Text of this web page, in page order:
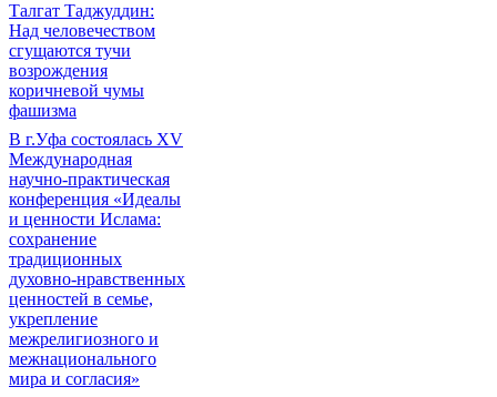
Талгат Таджуддин:
Над человечеством
сгущаются тучи
возрождения
коричневой чумы
фашизма
В г.Уфа состоялась XV
Международная
научно-практическая
конференция «Идеалы
и ценности Ислама:
сохранение
традиционных
духовно-нравственных
ценностей в семье,
укрепление
межрелигиозного и
межнационального
мира и согласия»